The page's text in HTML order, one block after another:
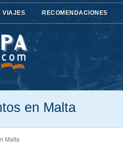
VIAJES RECOMENDACIONES
en Malta
Malta